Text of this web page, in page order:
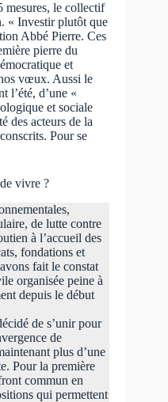
mesures, le collectif
« Investir plutôt que
Abbé Pierre. Ces
pierre du
et
vœux. Aussi le
l’été, d’une «
et sociale
des acteurs de la
Pour se
vivre ?
de lutte contre
à l’accueil des
fondations et
fait le constat
organisée peine à
depuis le début
de s’unir pour
de
plus d’une
Pour la première
commun en
qui permettent